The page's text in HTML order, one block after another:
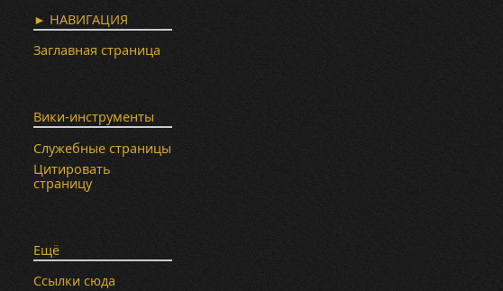
► НАВИГАЦИЯ
Заглавная страница
Вики-инструменты
Служебные страницы
Цитировать
страницу
Ещё
Ссылки сюда